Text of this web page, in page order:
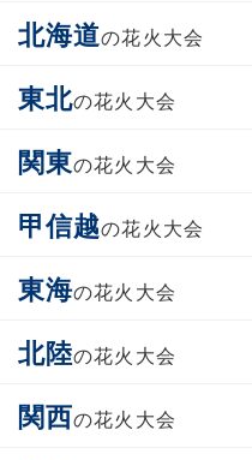
北海道の花火大会
東北の花火大会
関東の花火大会
甲信越の花火大会
東海の花火大会
北陸の花火大会
関西の花火大会